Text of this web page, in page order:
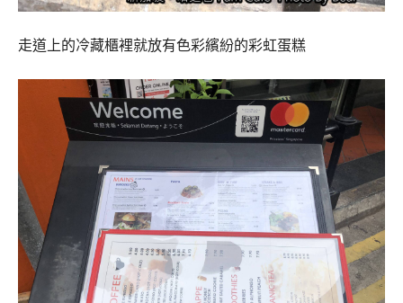
走道上的冷藏櫃裡就放有色彩繽紛的彩虹蛋糕